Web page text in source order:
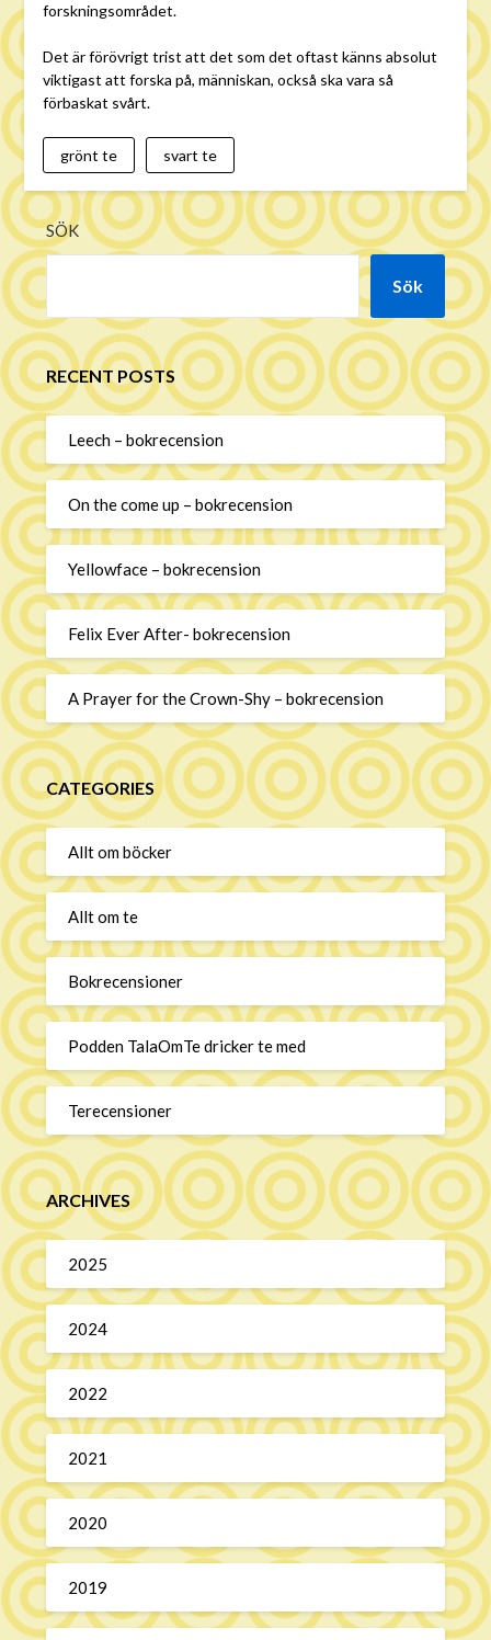
forskningsområdet.
Det är förövrigt trist att det som det oftast känns absolut
viktigast att forska på, människan, också ska vara så
förbaskat svårt.
grönt te svart te
SÖK
Sök
RECENT POSTS
Leech – bokrecension
On the come up – bokrecension
Yellowface – bokrecension
Felix Ever After- bokrecension
A Prayer for the Crown-Shy – bokrecension
CATEGORIES
Allt om böcker
Allt om te
Bokrecensioner
Podden TalaOmTe dricker te med
Terecensioner
ARCHIVES
2025
2024
2022
2021
2020
2019